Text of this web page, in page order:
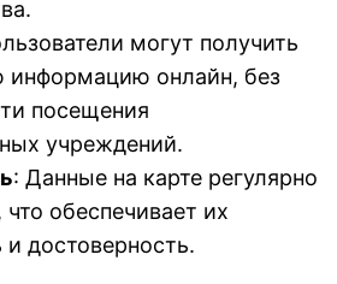
могут получить
информацию онлайн, без
посещения
учреждений.
: Данные на карте регулярно
обеспечивает их
и достоверность.